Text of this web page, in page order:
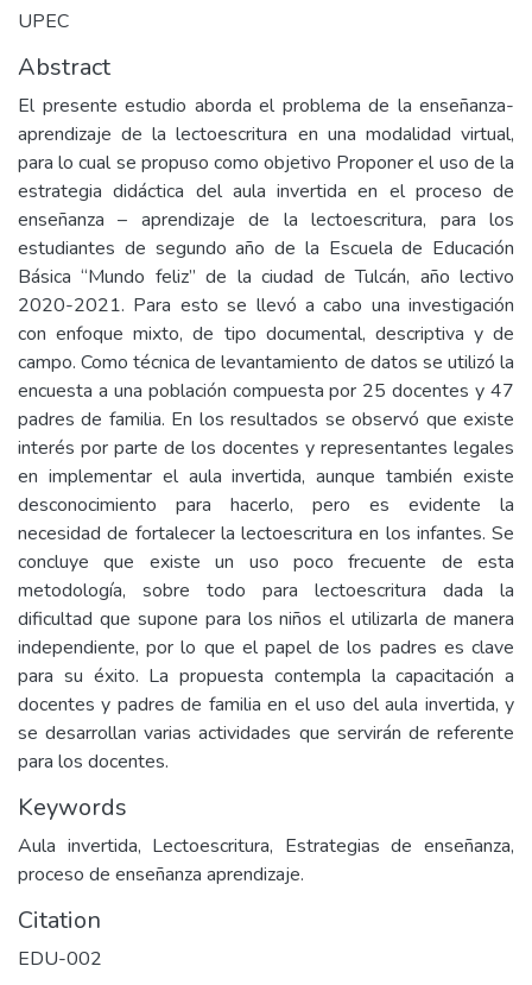
UPEC
Abstract
El presente estudio aborda el problema de la enseñanza-
aprendizaje de la lectoescritura en una modalidad virtual,
para lo cual se propuso como objetivo Proponer el uso de la
estrategia didáctica del aula invertida en el proceso de
enseñanza – aprendizaje de la lectoescritura, para los
estudiantes de segundo año de la Escuela de Educación
Básica “Mundo feliz” de la ciudad de Tulcán, año lectivo
2020-2021. Para esto se llevó a cabo una investigación
con enfoque mixto, de tipo documental, descriptiva y de
campo. Como técnica de levantamiento de datos se utilizó la
encuesta a una población compuesta por 25 docentes y 47
padres de familia. En los resultados se observó que existe
interés por parte de los docentes y representantes legales
en implementar el aula invertida, aunque también existe
desconocimiento para hacerlo, pero es evidente la
necesidad de fortalecer la lectoescritura en los infantes. Se
concluye que existe un uso poco frecuente de esta
metodología, sobre todo para lectoescritura dada la
dificultad que supone para los niños el utilizarla de manera
independiente, por lo que el papel de los padres es clave
para su éxito. La propuesta contempla la capacitación a
docentes y padres de familia en el uso del aula invertida, y
se desarrollan varias actividades que servirán de referente
para los docentes.
Keywords
Aula invertida, Lectoescritura, Estrategias de enseñanza,
proceso de enseñanza aprendizaje.
Citation
EDU-002